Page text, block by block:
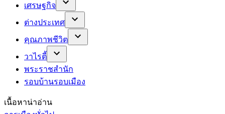
เศรษฐกิจ
ต่างประเทศ
คุณภาพชีวิต
วาไรตี้
พระราชสำนัก
รอบบ้านรอบเมือง
เนื้อหาน่าอ่าน